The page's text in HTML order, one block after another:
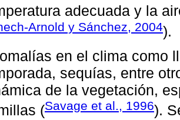
adecuada y la
Arnold y Sánchez, 2004).
en el clima como
sequías, entre
de la vegetación,
(Savage et al., 1996).